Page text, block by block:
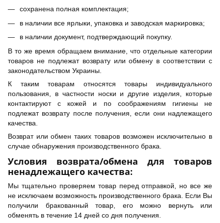
сохранена полная комплектация;
в наличии все ярлыки, упаковка и заводская маркировка;
в наличии документ, подтверждающий покупку.
В то же время обращаем внимание, что отдельные категории
товаров не подлежат возврату или обмену в соответствии с
законодательством Украины.
К таким товарам относятся товары индивидуального
пользования, в частности носки и другие изделия, которые
контактируют с кожей и по соображениям гигиены не
подлежат возврату после получения, если они надлежащего
качества.
Возврат или обмен таких товаров возможен исключительно в
случае обнаружения производственного брака.
Условия возврата/обмена для товаров
ненадлежащего качества:
Мы тщательно проверяем товар перед отправкой, но все же
не исключаем возможность производственного брака. Если Вы
получили бракованный товар, его можно вернуть или
обменять в течение 14 дней со дня получения.